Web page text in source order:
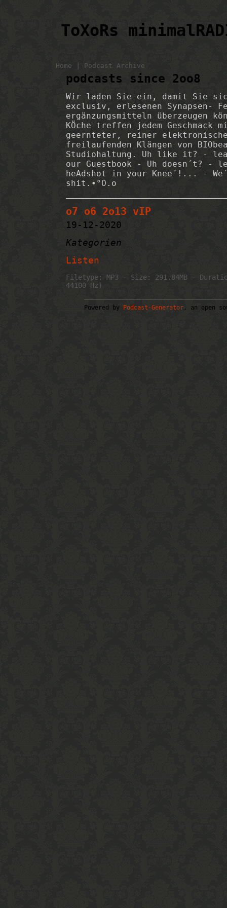
ToXoRs
Home Podcast Archive
podcasts since 2oo8
Wir laden Sie ein, damit Sie
exclusiv, erlesenen Synapsen-
ergänzungsmitteln überzeugen
KÖche treffen jedem Geschmack
geernteter, reiner
freilaufenden Klängen von
Studiohaltung. Uh like it? -
our Guestbook - Uh doesn´t? -
heAdshot in your Knee´!... -
shit.•°O.o
o7 o6 2o13 vIP
19-12-2020
Kategorien
Listen
Filetype: MP3 - Size: 291.84MB -
44100 Hz)
Powered by Podcast-Generator , an open